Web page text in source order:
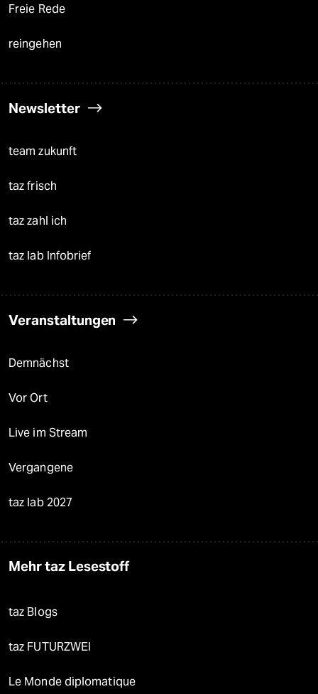
Freie Rede
reingehen
Newsletter
team zukunft
taz frisch
taz zahl ich
taz lab Infobrief
Veranstaltungen
Demnächst
Vor Ort
Live im Stream
Vergangene
taz lab 2027
Mehr taz Lesestoff
taz Blogs
taz FUTURZWEI
Le Monde diplomatique